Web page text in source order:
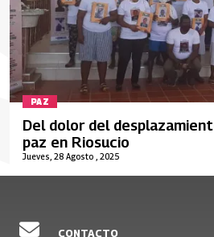
PAZ
Jueves, 28 Agosto , 2025
Del dolor del
paz en Riosucio
CONTACTO